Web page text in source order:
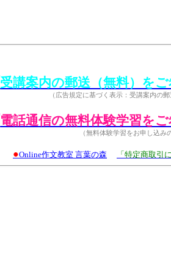
受講案内の郵送（無料）を
（広告規定に基づく表示：受講案内の
電話通信の無料体験学習を
（無料体験学習をお申し込
●Online作文教室 言葉の森 「特定商取引